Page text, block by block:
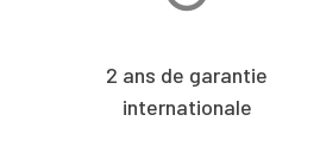
2 ans de garantie
internationale